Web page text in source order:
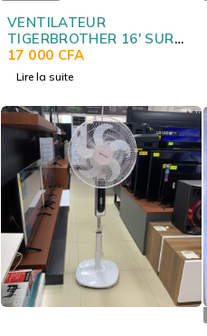
VENTILATEUR
TIGERBROTHER 16' SUR
PIED AVEC COMMANDE
GRIS 16002R
17 000 CFA
Lire la suite